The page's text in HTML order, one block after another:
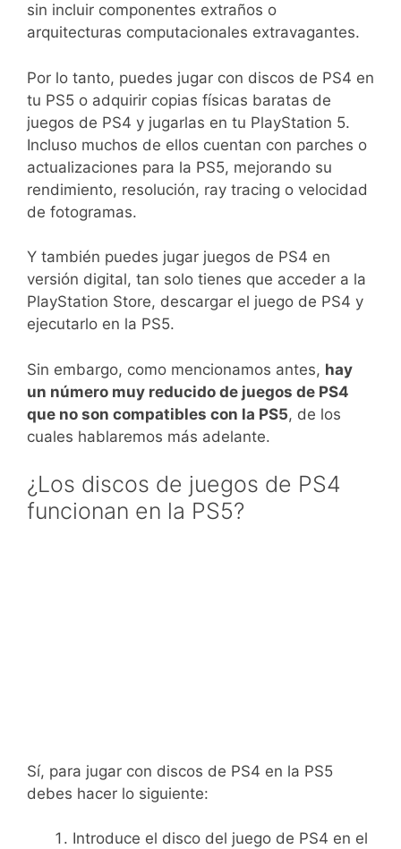
sin incluir componentes extraños o
arquitecturas computacionales extravagantes.
Por lo tanto, puedes jugar con discos de PS4 en
tu PS5 o adquirir copias físicas baratas de
juegos de PS4 y jugarlas en tu PlayStation 5.
Incluso muchos de ellos cuentan con parches o
actualizaciones para la PS5, mejorando su
rendimiento, resolución, ray tracing o velocidad
de fotogramas.
Y también puedes jugar juegos de PS4 en
versión digital, tan solo tienes que acceder a la
PlayStation Store, descargar el juego de PS4 y
ejecutarlo en la PS5.
Sin embargo, como mencionamos antes, hay
un número muy reducido de juegos de PS4
que no son compatibles con la PS5, de los
cuales hablaremos más adelante.
¿Los discos de juegos de PS4
funcionan en la PS5?
Sí, para jugar con discos de PS4 en la PS5
debes hacer lo siguiente:
Introduce el disco del juego de PS4 en el